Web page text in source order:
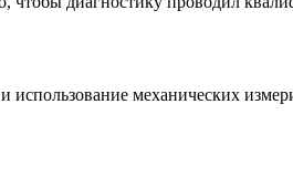
механических